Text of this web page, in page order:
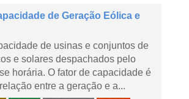
de Geração Eólica e
de usinas e conjuntos de
e solares despachados pelo
horária. O fator de capacidade é
entre a geração e a...